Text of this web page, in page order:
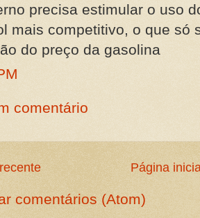
precisa estimular o uso
mais competitivo, o que só
do preço da gasolina
comentário
Página
comentários (Atom)